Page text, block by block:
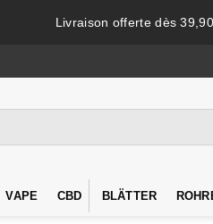
Livraison offerte dès
VAPE CBD BLÄTTER